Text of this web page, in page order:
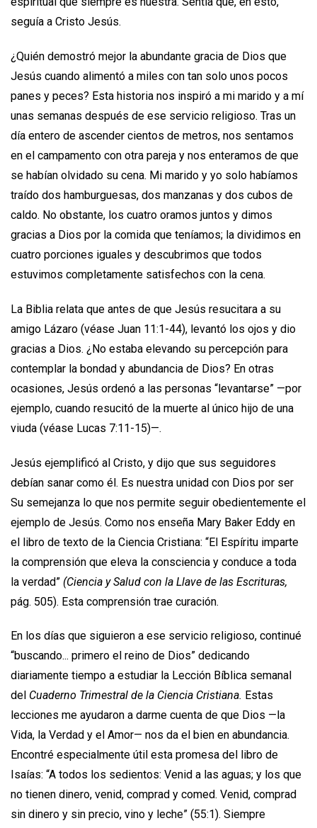
seguía a Cristo Jesús.
¿Quién demostró mejor la abundante gracia de Dios que
Jesús cuando alimentó a miles con tan solo unos pocos
panes y peces? Esta historia nos inspiró a mi marido y a mí
unas semanas después de ese servicio religioso. Tras un
día entero de ascender cientos de metros, nos sentamos
en el campamento con otra pareja y nos enteramos de que
se habían olvidado su cena. Mi marido y yo solo habíamos
traído dos hamburguesas, dos manzanas y dos cubos de
caldo. No obstante, los cuatro oramos juntos y dimos
gracias a Dios por la comida que teníamos; la dividimos en
cuatro porciones iguales y descubrimos que todos
estuvimos completamente satisfechos con la cena.
La Biblia relata que antes de que Jesús resucitara a su
amigo Lázaro (véase Juan 11:1-44), levantó los ojos y dio
gracias a Dios. ¿No estaba elevando su percepción para
contemplar la bondad y abundancia de Dios? En otras
ocasiones, Jesús ordenó a las personas “levantarse” —por
ejemplo, cuando resucitó de la muerte al único hijo de una
viuda (véase Lucas 7:11-15)—.
Jesús ejemplificó al Cristo, y dijo que sus seguidores
debían sanar como él. Es nuestra unidad con Dios por ser
Su semejanza lo que nos permite seguir obedientemente el
ejemplo de Jesús. Como nos enseña Mary Baker Eddy en
el libro de texto de la Ciencia Cristiana: “El Espíritu imparte
la comprensión que eleva la consciencia y conduce a toda
la verdad” (Ciencia y Salud con la Llave de las Escrituras,
pág. 505). Esta comprensión trae curación.
En los días que siguieron a ese servicio religioso, continué
“buscando... primero el reino de Dios” dedicando
diariamente tiempo a estudiar la Lección Bíblica semanal
del Cuaderno Trimestral de la Ciencia Cristiana. Estas
lecciones me ayudaron a darme cuenta de que Dios —la
Vida, la Verdad y el Amor— nos da el bien en abundancia.
Encontré especialmente útil esta promesa del libro de
Isaías: “A todos los sedientos: Venid a las aguas; y los que
no tienen dinero, venid, comprad y comed. Venid, comprad
sin dinero y sin precio, vino y leche” (55:1). Siempre